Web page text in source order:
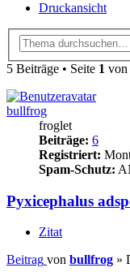
Druckansicht
5 Beiträge • Seite 1 von
bullfrog
froglet
Beiträge: 6
Registriert:
Spam-Schutz:
Pyxicephalus
Zitat
Beitrag von bullfrog »